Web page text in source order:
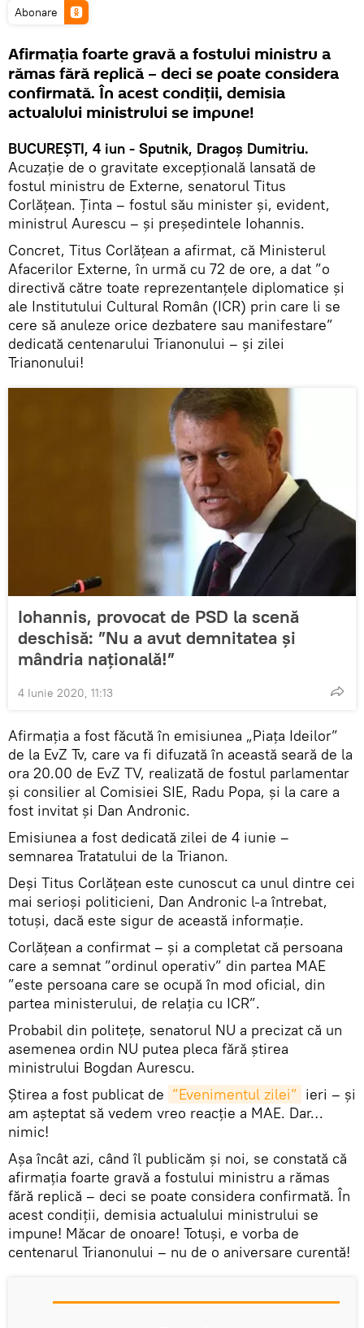
Abonare
Afirmația foarte gravă a fostului ministru a
rămas fără replică – deci se poate considera
confirmată. În acest condiții, demisia
actualului ministrului se impune!
BUCUREȘTI, 4 iun - Sputnik, Dragoș Dumitriu.
Acuzație de o gravitate excepțională lansată de
fostul ministru de Externe, senatorul Titus
Corlățean. Ținta – fostul său minister și, evident,
ministrul Aurescu – și președintele Iohannis.
Concret, Titus Corlățean a afirmat, că Ministerul
Afacerilor Externe, în urmă cu 72 de ore, a dat ”o
directivă către toate reprezentanțele diplomatice și
ale Institutului Cultural Român (ICR) prin care li se
cere să anuleze orice dezbatere sau manifestare”
dedicată centenarului Trianonului – și zilei
Trianonului!
Iohannis, provocat de PSD la scenă
deschisă: ”Nu a avut demnitatea și
mândria națională!”
4 Iunie 2020, 11:13
Afirmația a fost făcută în emisiunea „Piața Ideilor”
de la EvZ Tv, care va fi difuzată în această seară de la
ora 20.00 de EvZ TV, realizată de fostul parlamentar
și consilier al Comisiei SIE, Radu Popa, și la care a
fost invitat și Dan Andronic.
Emisiunea a fost dedicată zilei de 4 iunie –
semnarea Tratatului de la Trianon.
Deși Titus Corlățean este cunoscut ca unul dintre cei
mai serioși politicieni, Dan Andronic l-a întrebat,
totuși, dacă este sigur de această informație.
Corlățean a confirmat – și a completat că persoana
care a semnat ”ordinul operativ” din partea MAE
”este persoana care se ocupă în mod oficial, din
partea ministerului, de relația cu ICR”.
Probabil din politețe, senatorul NU a precizat că un
asemenea ordin NU putea pleca fără știrea
ministrului Bogdan Aurescu.
Știrea a fost publicat de ”Evenimentul zilei” ieri – și
am așteptat să vedem vreo reacție a MAE. Dar…
nimic!
Așa încât azi, când îl publicăm și noi, se constată că
afirmația foarte gravă a fostului ministru a rămas
fără replică – deci se poate considera confirmată. În
acest condiții, demisia actualului ministrului se
impune! Măcar de onoare! Totuși, e vorba de
centenarul Trianonului – nu de o aniversare curentă!